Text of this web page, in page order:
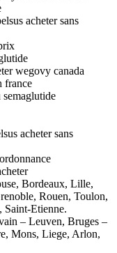
acheter sans
wegovy canada
france
semaglutide
acheter sans
Bordeaux, Lille,
Rouen, Toulon,
Etienne.
– Leuven, Bruges –
Mons, Liege, Arlon,